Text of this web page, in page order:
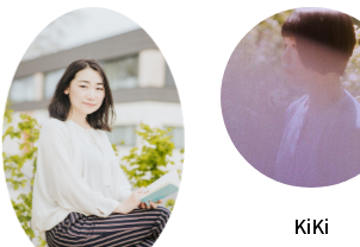
KiKi